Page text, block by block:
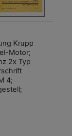
Krupp
Motor;
2x Typ
4;